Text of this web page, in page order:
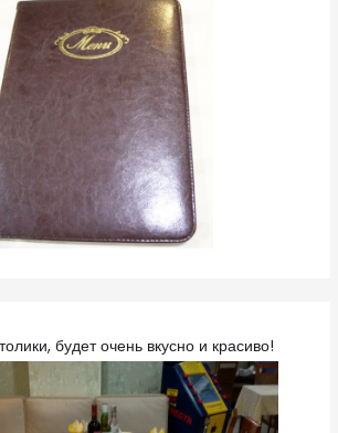
будет очень вкусно и красиво!